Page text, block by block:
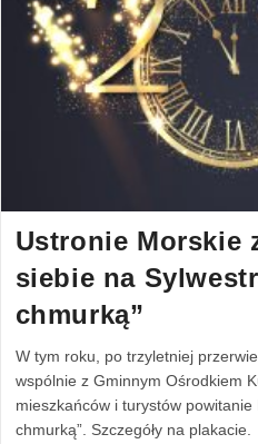
Ustronie Morskie
siebie na
chmurką”
W tym roku, po trzyletniej
wspólnie z Gminnym Ośrodkiem
mieszkańców i turystów powitanie
chmurką”. Szczegóły na plakacie.